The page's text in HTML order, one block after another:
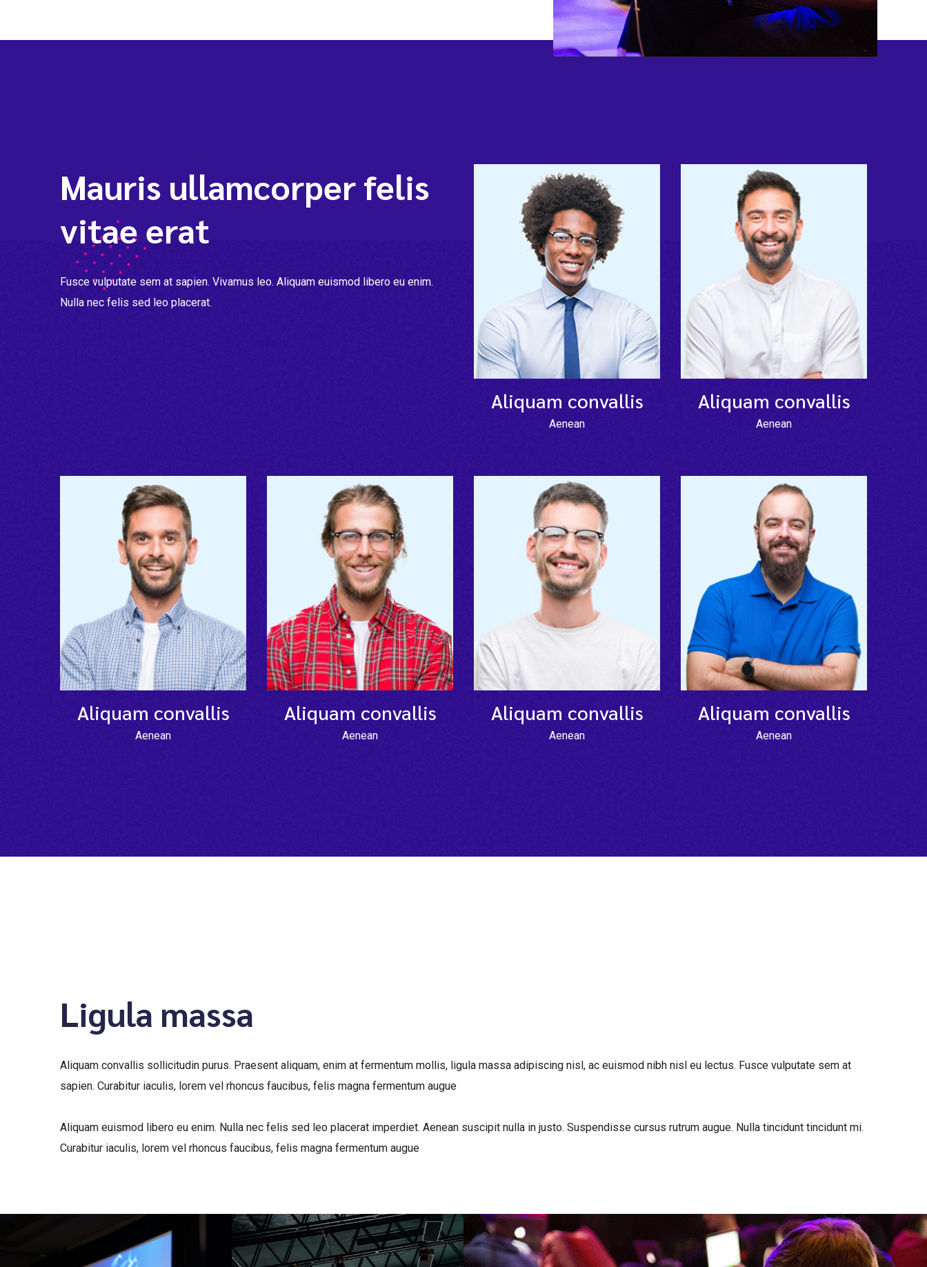
Mauris ullamcorper felis
vitae erat
Fusce vulputate sem at sapien. Vivamus leo. Aliquam euismod libero eu enim.
Nulla nec felis sed leo placerat.
Aliquam convallis
Aenean
Aliquam convallis
Aenean
Aliquam convallis
Aenean
Aliquam convallis
Aenean
Aliquam convallis
Aenean
Aliquam convallis
Aenean
Ligula massa
Aliquam convallis sollicitudin purus. Praesent aliquam, enim at fermentum mollis, ligula massa adipiscing nisl, ac euismod nibh nisl eu lectus. Fusce vulputate sem at
sapien. Curabitur iaculis, lorem vel rhoncus faucibus, felis magna fermentum augue
Aliquam euismod libero eu enim. Nulla nec felis sed leo placerat imperdiet. Aenean suscipit nulla in justo. Suspendisse cursus rutrum augue. Nulla tincidunt tincidunt mi.
Curabitur iaculis, lorem vel rhoncus faucibus, felis magna fermentum augue